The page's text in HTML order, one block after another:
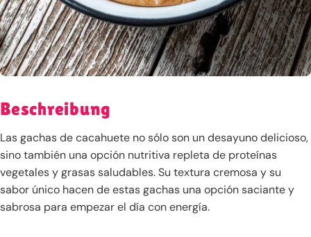
Beschreibung
Las gachas de cacahuete no sólo son un desayuno delicioso,
sino también una opción nutritiva repleta de proteínas
vegetales y grasas saludables. Su textura cremosa y su
sabor único hacen de estas gachas una opción saciante y
sabrosa para empezar el día con energía.